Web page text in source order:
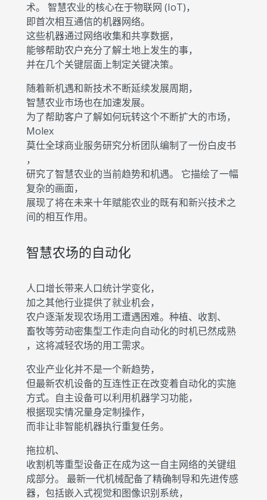
术。 智慧农业的核心在于物联网 (IoT)，
即首次相互通信的机器网络。
这些机器通过网络收集和共享数据，
能够帮助农户充分了解土地上发生的事，
并在几个关键层面上制定关键决策。
随着新机遇和新技术不断延续发展周期，
智慧农业市场也在加速发展。
为了帮助客户了解如何玩转这个不断扩大的市场，
Molex
莫仕全球商业服务研究分析团队编制了一份白皮书
，
研究了智慧农业的当前趋势和机遇。 它描绘了一幅
复杂的画面，
展现了将在未来十年赋能农业的既有和新兴技术之
间的相互作用。
智慧农场的自动化
人口增长带来人口统计学变化，
加之其他行业提供了就业机会，
农户逐渐发现农场用工遭遇困难。种植、收割、
畜牧等劳动密集型工作走向自动化的时机已然成熟
，这将减轻农场的用工需求。
农业产业化并不是一个新趋势，
但最新农机设备的互连性正在改变着自动化的实施
方式。自主设备可以利用机器学习功能，
根据现实情况量身定制操作，
而非让非智能机器执行重复任务。
拖拉机、
收割机等重型设备正在成为这一自主网络的关键组
成部分。 最新一代机械配备了精确制导和先进传感
器，包括嵌入式视觉和图像识别系统，